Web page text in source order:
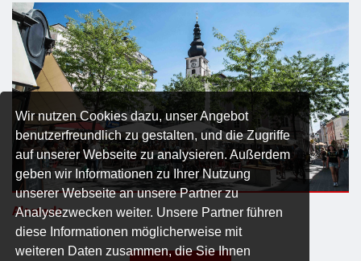
Wir nutzen Cookies dazu, unser Angebot
benutzerfreundlich zu gestalten, und die Zugriffe
auf unserer Webseite zu analysieren. Außerdem
geben wir Informationen zu Ihrer Nutzung
unserer Webseite an unsere Partner zu
Analysezwecken weiter. Unsere Partner führen
diese Informationen möglicherweise mit
weiteren Daten zusammen, die Sie Ihnen
Altstadt